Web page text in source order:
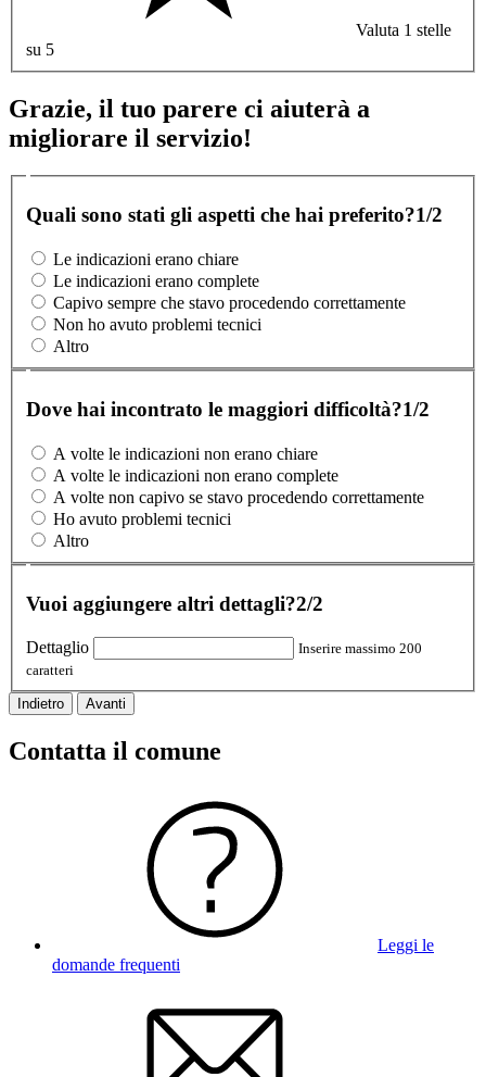
Valuta 1 stelle
su 5
Grazie, il tuo parere ci aiuterà a
migliorare il servizio!
Quali sono stati gli aspetti che hai preferito?1/2
Le indicazioni erano chiare
Le indicazioni erano complete
Capivo sempre che stavo procedendo correttamente
Non ho avuto problemi tecnici
Altro
Dove hai incontrato le maggiori difficoltà?1/2
A volte le indicazioni non erano chiare
A volte le indicazioni non erano complete
A volte non capivo se stavo procedendo correttamente
Ho avuto problemi tecnici
Altro
Vuoi aggiungere altri dettagli?2/2
Dettaglio
Inserire massimo 200
caratteri
Indietro Avanti
Contatta il comune
Leggi le
domande frequenti